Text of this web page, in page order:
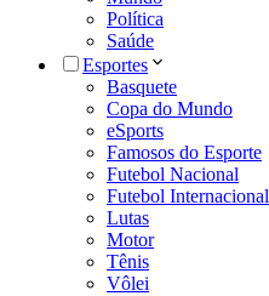
Política
Saúde
Esportes
Basquete
Copa do Mundo
eSports
Famosos do Esporte
Futebol Nacional
Futebol Internacional
Lutas
Motor
Tênis
Vôlei